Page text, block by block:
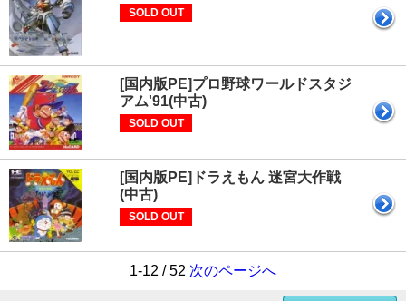
SOLD OUT
[国内版PE]プロ野球ワールドスタジ
アム'91(中古)
SOLD OUT
[国内版PE]ドラえもん 迷宮大作戦
(中古)
SOLD OUT
1-12 / 52 次のページへ